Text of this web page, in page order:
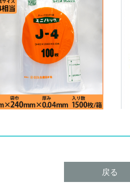
戻る